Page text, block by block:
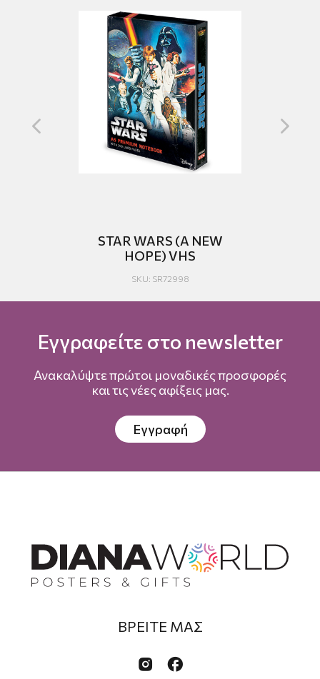
STAR WARS (A NEW
HOPE) VHS
SKU: SR72998
Εγγραφείτε στο newsletter
Ανακαλύψτε πρώτοι μοναδικές προσφορές
και τις νέες αφίξεις μας.
Εγγραφή
ΒΡΕΙΤΕ ΜΑΣ
 